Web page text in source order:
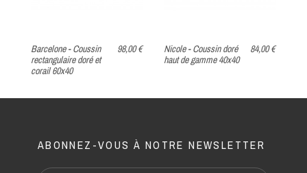
Barcelone - Coussin
rectangulaire doré et
corail 60x40
98,00 €
Nicole - Coussin doré
haut de gamme 40x40
84,00 €
ABONNEZ-VOUS À NOTRE NEWSLETTER